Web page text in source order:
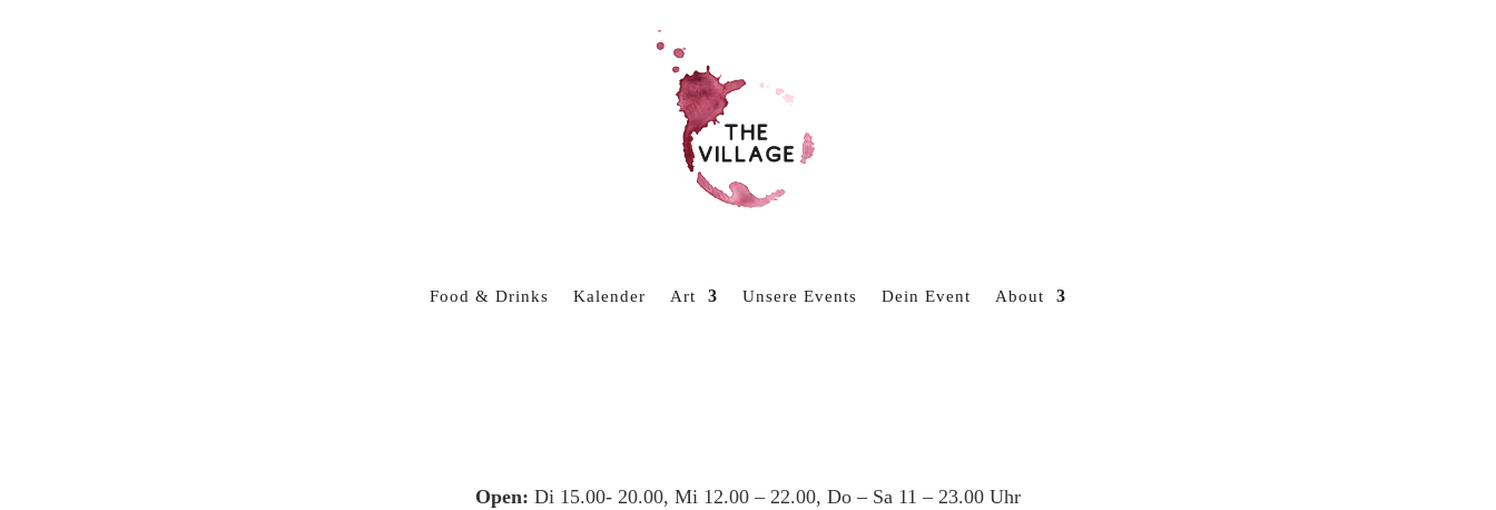
Food & Drinks Kalender Art Unsere Events Dein Event About
Open: Di 15.00- 20.00, Mi 12.00 – 22.00, Do – Sa 11 – 23.00 Uhr